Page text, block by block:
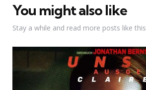
You might also like
Stay a while and read more posts like this